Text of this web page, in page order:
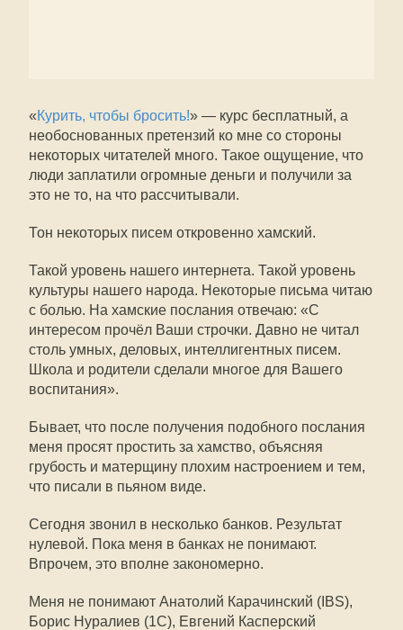
«Курить, чтобы бросить!» — курс бесплатный, а
необоснованных претензий ко мне со стороны
некоторых читателей много. Такое ощущение, что
люди заплатили огромные деньги и получили за
это не то, на что рассчитывали.
Тон некоторых писем откровенно хамский.
Такой уровень нашего интернета. Такой уровень
культуры нашего народа. Некоторые письма читаю
с болью. На хамские послания отвечаю: «С
интересом прочёл Ваши строчки. Давно не читал
столь умных, деловых, интеллигентных писем.
Школа и родители сделали многое для Вашего
воспитания».
Бывает, что после получения подобного послания
меня просят простить за хамство, объясняя
грубость и матерщину плохим настроением и тем,
что писали в пьяном виде.
Сегодня звонил в несколько банков. Результат
нулевой. Пока меня в банках не понимают.
Впрочем, это вполне закономерно.
Меня не понимают Анатолий Карачинский (IBS),
Борис Нуралиев (1С), Евгений Касперский